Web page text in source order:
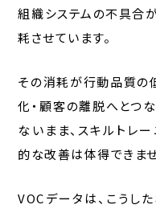
組織システムの不具合
耗させています。
その消耗が行動品質の
化・顧客の離脱へとつ
ないまま、スキルトレ
的な改善は体得できませ
VOCデータは、こうし